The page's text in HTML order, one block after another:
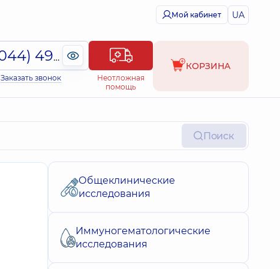
Мой кабинет UA
(044) 495-2-888
Заказать звонок
Неотложная
помощь
КОРЗИНА
Поиск
Общеклинические
исследования
Иммуногематологические
исследования